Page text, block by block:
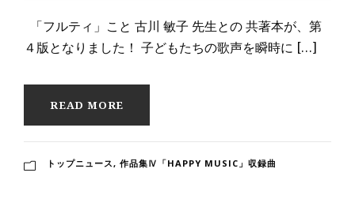
「フルティ」こと 古川 敏子 先生との 共著本が、第
４版となりました！ 子どもたちの歌声を瞬時に […]
READ MORE
トップニュース, 作品集Ⅳ「HAPPY MUSIC」収録曲